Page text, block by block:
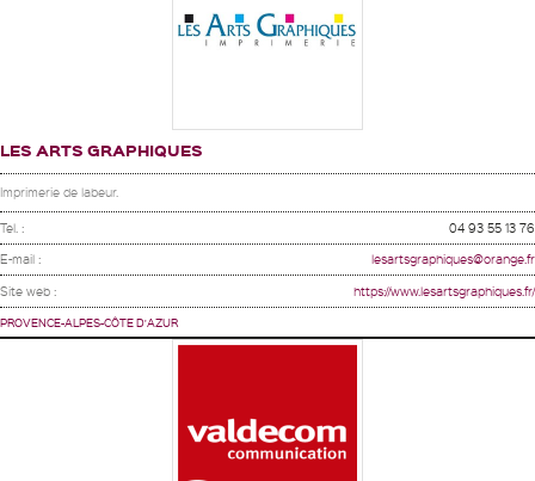
LES ARTS GRAPHIQUES
Imprimerie de labeur.
Tel. : 04 93 55 13 76
E-mail : lesartsgraphiques@orange.fr
Site web : https://www.lesartsgraphiques.fr/
PROVENCE-ALPES-CÔTE D'AZUR